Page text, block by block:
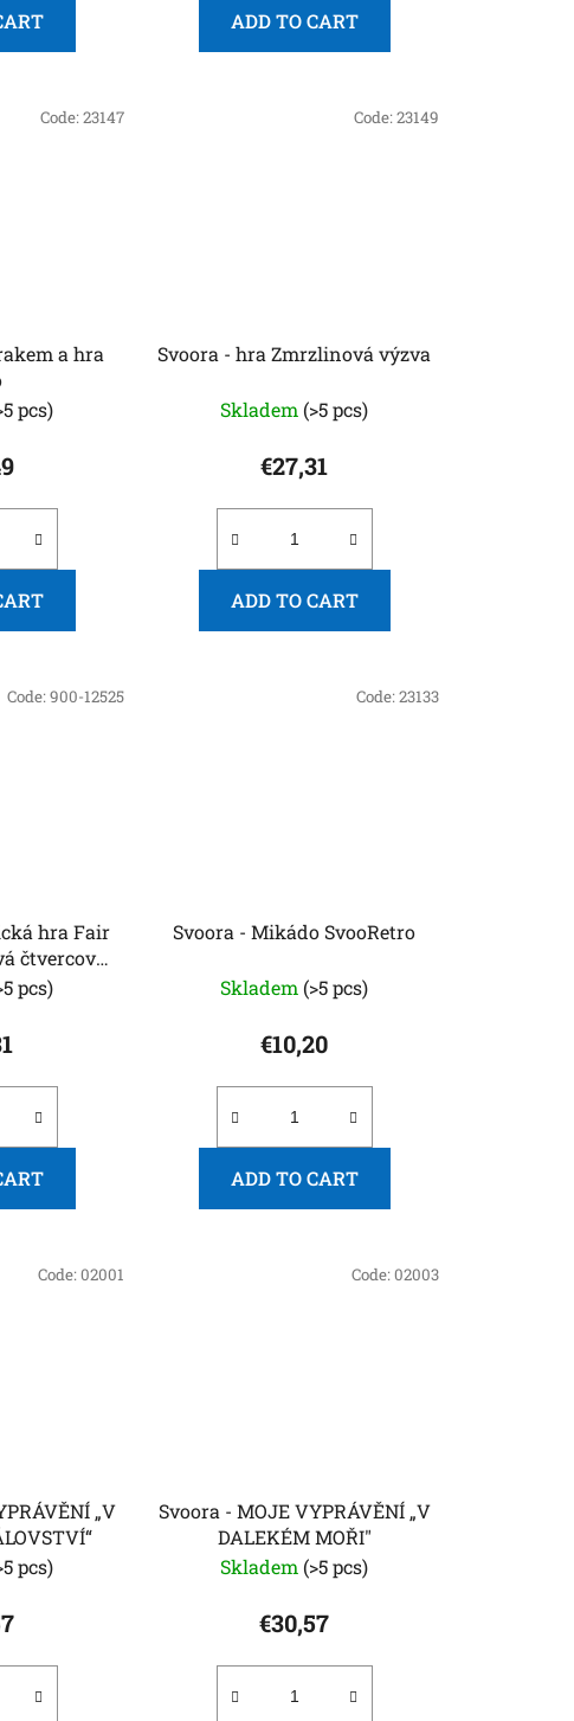
ADD TO CART
a hra
pcs)
Code:23147
Svoora - hra Zmrzlinová výzva
Skladem (>5 pcs)
€27,31
ADD TO CART
Code:23149
hra Fair
čtvercová
pcs)
Code:900-12525
Svoora - Mikádo SvooRetro
Skladem (>5 pcs)
€10,20
ADD TO CART
Code:23133
„V
pcs)
Code:02001
Svoora - MOJE VYPRÁVĚNÍ „V
DALEKÉM MOŘI"
Skladem (>5 pcs)
€30,57
Code:02003